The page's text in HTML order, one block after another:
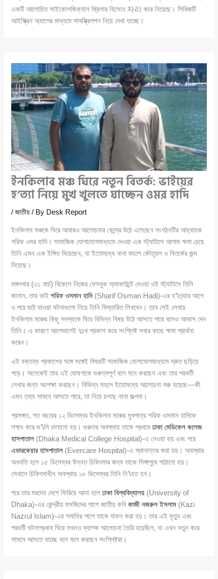
একটি আলোচিত সাইকোলজিক্যাল থ্রিলার হিসেবে 자리 করে নিয়েছে। সিরিজটি
আইস্ক্রিন অ্যাপের মাধ্যমে সাবস্ক্রিপশন নিয়ে দেখা যাচ্ছে।
ইনকিলাব মঞ্চ ঘিরে নতুন বিতর্ক: ভাইয়ের
হ’ত্যা নিয়ে মুখ খুলতে যাচ্ছেন ওমর হাদি
/জাতীয় / By Desk Report
ইনকিলাব মঞ্চকে ঘিরে আবারও আলোচনার কেন্দ্রে উঠে এসেছেন সংগঠনটির আহ্বায়ক
শরিফ ওমর হাদি। সামাজিক যোগাযোগমাধ্যমে দেওয়া এক স্ট্যাটাসে আগাম ক্ষমা চেয়ে
তিনি এমন এক ইঙ্গিত দিয়েছেন, যা ইতোমধ্যে নানা মহলে কৌতূহল ও বিতর্কের জন্ম
দিয়েছে।
মঙ্গলবার (৩১ মার্চ) বিকেলে নিজের ফেসবুক অ্যাকাউন্টে দেওয়া ওই স্ট্যাটাসে তিনি
জানান, তার ভাইশরিফ ওসমান হাদি(Sharif Osman Hadi)-এর হ’\ত্যার আগে
ও পরে ঘটে যাওয়া ঘটনাগুলো নিয়ে তিনি বিস্তারিত লিখবেন। তবে সেই লেখায়
ইনকিলাব মঞ্চের কিছু সদস্যকে ঘিরে বিভিন্ন বিষয় উঠে আসতে পারে বলেও আভাস দেন
তিনি। এ কারণে আগেভাগেই দুঃখ প্রকাশ করে সংশ্লিষ্ট সবার কাছে ক্ষমা প্রার্থনা
করেন।
এই বক্তব্য প্রকাশের সঙ্গে সঙ্গেই বিষয়টি সামাজিক যোগাযোগমাধ্যমে দ্রুত ছড়িয়ে
পড়ে। অনেকেই তার এই ঘোষণাকে গুরুত্বপূর্ণ বলে মনে করছেন এবং তার পরবর্তী
লেখার জন্য অপেক্ষা করছেন। বিভিন্ন মহলে ইতোমধ্যে আলোচনা শুরু হয়েছে—কী
এমন তথ্য সামনে আসতে পারে, তা নিয়ে চলছে নানা জল্পনা।
প্রসঙ্গত, গত বছরের ১২ ডিসেম্বর ইনকিলাব মঞ্চের মুখপাত্র শরিফ ওসমান হাদিকে
লক্ষ্য করে গু’\লি চালানো হয়। গুরুতর অবস্থায় তাকে প্রথমেঢাকা মেডিকেল কলেজ
হাসপাতাল (Dhaka Medical College Hospital)-এ নেওয়া হয় এবং পরে
এভারকেয়ার হাসপাতাল (Evercare Hospital)-এ স্থানান্তর করা হয়। অবস্থার
অবনতি হলে ১৫ ডিসেম্বর উন্নত চিকিৎসার জন্য তাকে সিঙ্গাপুরে পাঠানো হয়।
সেখানে চিকিৎসাধীন অবস্থায় ১৮ ডিসেম্বর তিনি নি’\হত হন।
পরে তার মরদেহ দেশে ফিরিয়ে আনা হলেঢাকা বিশ্ববিদ্যালয় (University of
Dhaka)-এর কেন্দ্রীয় মসজিদের পাশে জাতীয় কবিকাজী নজরুল ইসলাম (Kazi
Nazrul Islam)-এর সমাধির পাশে তাকে দাফন করা হয়। তার এই মৃত্যু এবং
পরবর্তী ঘটনাপ্রবাহ ঘিরে তখনও ব্যাপক আলোচনা তৈরি হয়েছিল, যা এখন নতুন করে
সামনে আসতে যাচ্ছে বলে মনে করছেন সংশ্লিষ্টরা।